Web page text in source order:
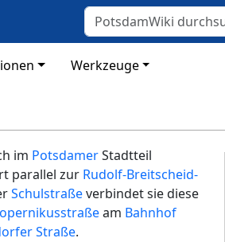
Werkzeuge
im PotsdamerStadtteil
parallel zur Rudolf-Breitscheid-
Schulstraßeverbindet sie diese
am Bahnhof
Straße.